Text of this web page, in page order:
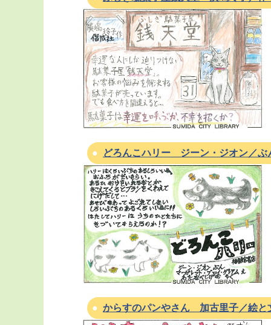
どろんこハリー ジーン・ジオン／
からすのパンやさん 加古里子／絵と